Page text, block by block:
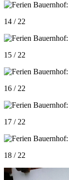
14 / 22
15 / 22
16 / 22
17 / 22
18 / 22